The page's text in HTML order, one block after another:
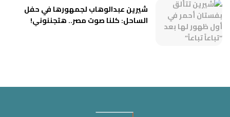
شيرين عبدالوهاب لجمهورها في حفل
الساحل: كلنا صوت مصر.. هتجننوني!